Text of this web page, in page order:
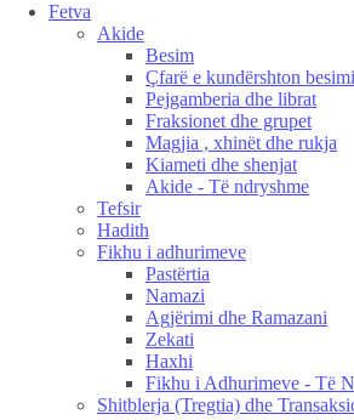
Fetva
Akide
Besim
Çfarë e kundërshton
Pejgamberia dhe librat
Fraksionet dhe grupet
Magjia , xhinët dhe rukja
Kiameti dhe shenjat
Akide - Të ndryshme
Tefsir
Hadith
Fikhu i adhurimeve
Pastërtia
Namazi
Agjërimi dhe Ramazani
Zekati
Haxhi
Fikhu i Adhurimeve - Të
Shitblerja (Tregtia) dhe